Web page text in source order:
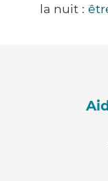
la nuit :